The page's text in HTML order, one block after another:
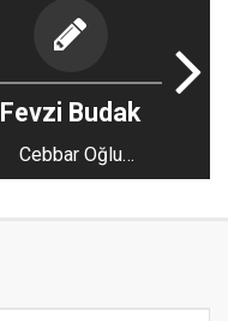
Fevzi Budak
Cebbar Oğlu
Mehemmed...